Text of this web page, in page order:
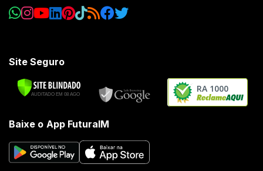
Site Seguro
RA 1000
Baixe o App FuturaIM